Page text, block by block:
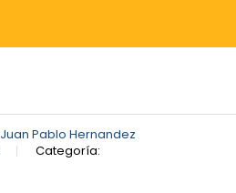
Juan Pablo Hernandez
Categoría: